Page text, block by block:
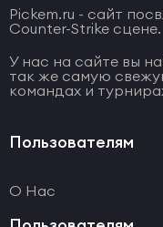
Pickem.ru - сайт
Counter-Strike сцене.
У нас на сайте вы
так же самую
командах и
Пользователям
О Нас